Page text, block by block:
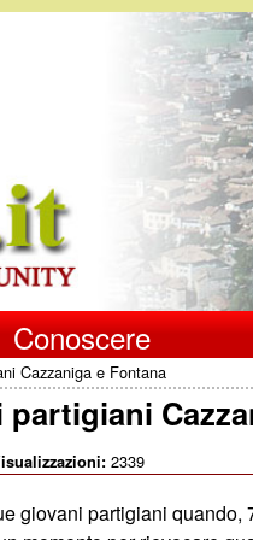
Conoscere
Cazzaniga e Fontana
2339
giovani partigiani